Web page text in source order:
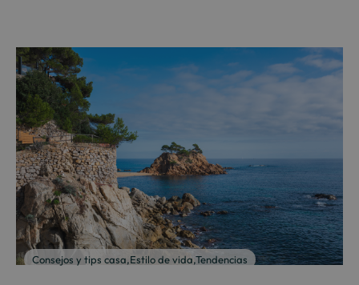
Consejos y tips casa,Estilo de vida,Tendencias